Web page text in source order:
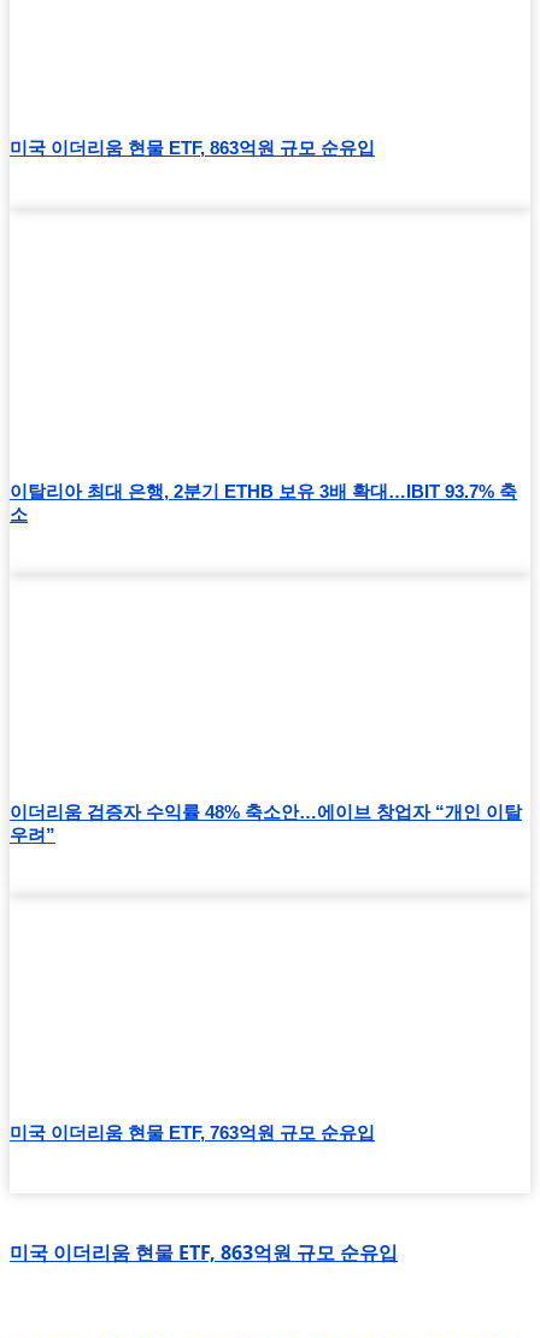
미국 이더리움 현물 ETF, 863억원 규모 순유입
이탈리아 최대 은행, 2분기 ETHB 보유 3배 확대…IBIT 93.7% 축
소
이더리움 검증자 수익률 48% 축소안…에이브 창업자 “개인 이탈
우려”
미국 이더리움 현물 ETF, 763억원 규모 순유입
미국 이더리움 현물 ETF, 863억원 규모 순유입